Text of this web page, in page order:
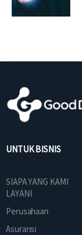
UNTUK BISNIS
SIAPA YANG KAMI
LAYANI
Perusahaan
Asuransi